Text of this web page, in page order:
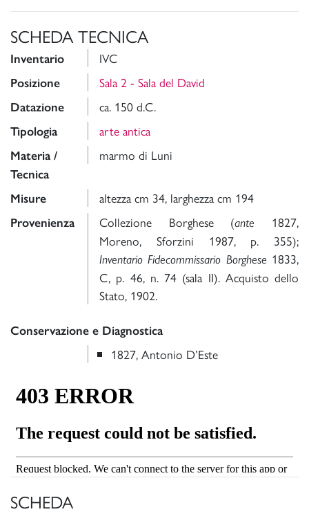
SCHEDA TECNICA
Inventario IVC
Posizione Sala 2 - Sala del David
Datazione ca. 150 d.C.
Tipologia arte antica
Materia /
Tecnica
marmo di Luni
Misure altezza cm 34, larghezza cm 194
Provenienza Collezione Borghese (ante
1827,
Moreno, Sforzini 1987, p. 355);
Inventario Fidecommissario Borghese 1833,
C, p. 46, n. 74 (sala II). Acquisto dello
Stato, 1902.
Conservazione e Diagnostica
1827, Antonio D’Este
SCHEDA